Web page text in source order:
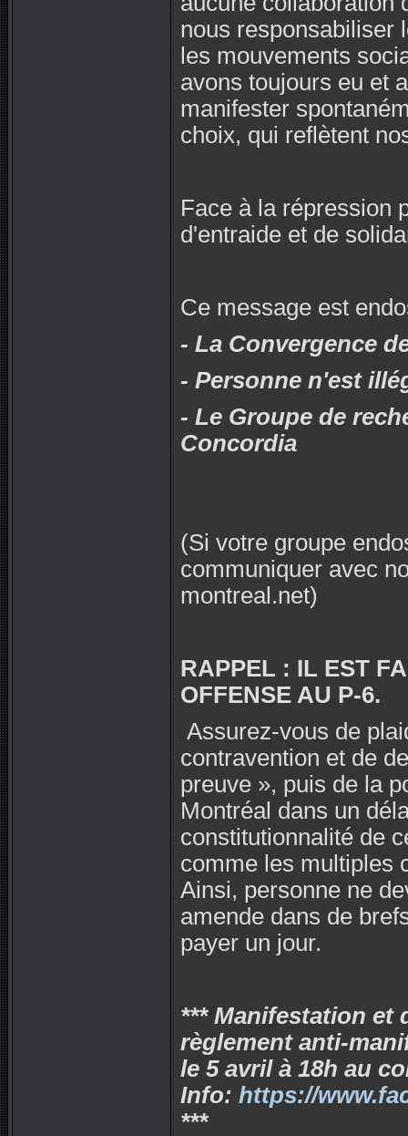
nous responsabiliser
les mouvements
avons toujours eu et
manifester
choix, qui reflètent
Face à la répression
d'entraide et de
Ce message est
- La Convergence
- Personne n'est
- Le Groupe de
Concordia
(Si votre groupe
communiquer avec
montreal.net)
RAPPEL : IL EST
OFFENSE AU P-6.
Assurez-vous de
contravention et de
preuve », puis de la
Montréal dans un
constitutionnalité de
comme les multiples
Ainsi, personne ne
amende dans de
payer un jour.
*** Manifestation et
règlement anti-
le 5 avril à 18h au
Info: https://
***